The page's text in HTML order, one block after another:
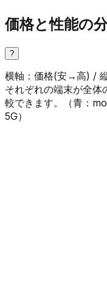
価格と性能の
?
横軸：価格(安→高) /
それぞれの端末が全体
較できます。（青 ：
5G）